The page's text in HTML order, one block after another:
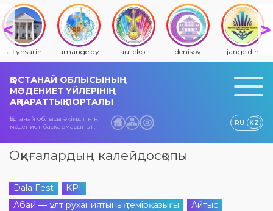
altynsarin amangeldy auliekol denisov jangeldin
ҚОСТАНАЙ ОБЛЫСЫНЫҢ
МӘДЕНИЕТ ҮЙЛЕРІНІҢ
АҚПАРАТТЫҚ ПОРТАЛЫ
Қостанай облысы әкімдігінің
мәдениет басқармасының
RU KZ
Оқиғалардың калейдосқопы
Dala Fest
KPI
Абай — ұлт руханиятының темірқазығы
Айтыс